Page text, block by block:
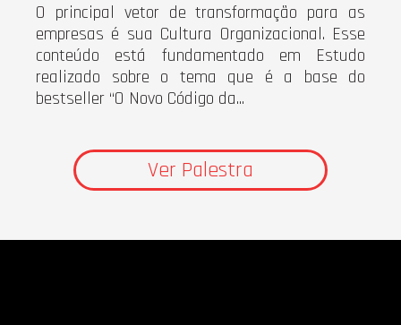
O principal vetor de transformação para as
empresas é sua Cultura Organizacional. Esse
conteúdo está fundamentado em Estudo
realizado sobre o tema que é a base do
bestseller “O Novo Código da...
Ver Palestra